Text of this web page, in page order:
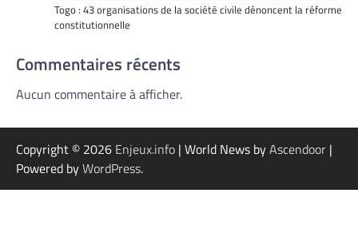
Togo : 43 organisations de la société civile dénoncent la réforme
constitutionnelle
Commentaires récents
Aucun commentaire à afficher.
Copyright © 2026 Enjeux.info | World News byAscendoor |
Powered byWordPress.